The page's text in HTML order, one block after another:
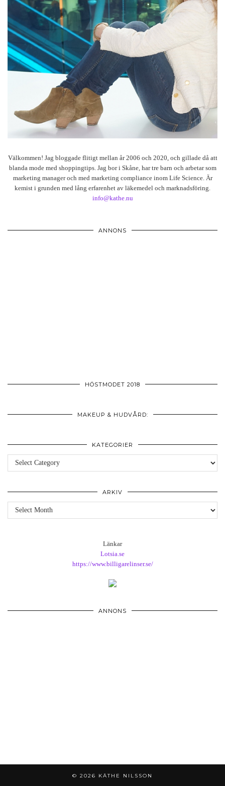
Välkommen! Jag bloggade flitigt mellan år 2006 och 2020, och gillade då att
blanda mode med shoppingtips. Jag bor i Skåne, har tre barn och arbetar som
marketing manager och med marketing compliance inom Life Science. Är
kemist i grunden med lång erfarenhet av läkemedel och marknadsföring.
info@kathe.nu
ANNONS
HÖSTMODET 2018
MAKEUP & HUDVÅRD:
KATEGORIER
Kategorier
ARKIV
Arkiv
Länkar
Lotsia.se
https://www.billigarelinser.se/
ANNONS
© 2026 KÄTHE NILSSON